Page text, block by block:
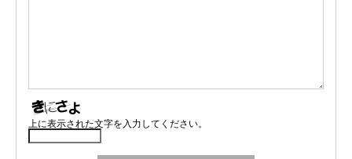
上に表示された文字を入力してください。